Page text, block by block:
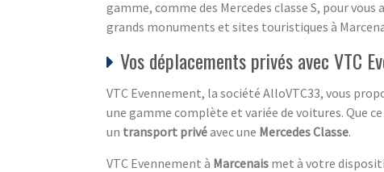
gamme, comme des Mercedes classe S, pour
grands monuments et sites touristiques à
Vos déplacements privés avec VTC
VTC Evennement, la société AlloVTC33, vous
une gamme complète et variée de voitures. Que
un transport privéavec une Mercedes Classe.
VTC Evennement à Marcenais met à votre